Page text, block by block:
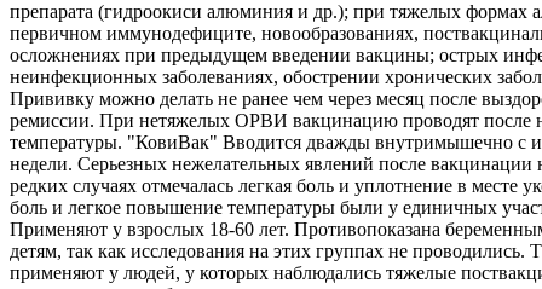
препарата (гидроокиси алюминия и др.); при тяжелых формах
первичном иммунодефиците, новообразованиях,
осложнениях при предыдущем введении вакцины; острых
неинфекционных заболеваниях, обострении хронических
Прививку можно делать не ранее чем через месяц после
ремиссии. При нетяжелых ОРВИ вакцинацию проводят после
температуры. "КовиВак" Вводится дважды внутримышечно с
недели. Серьезных нежелательных явлений после вакцинации
редких случаях отмечалась легкая боль и уплотнение в месте
боль и легкое повышение температуры были у единичных
Применяют у взрослых 18-60 лет. Противопоказана
детям, так как исследования на этих группах не проводились.
применяют у людей, у которых наблюдались тяжелые